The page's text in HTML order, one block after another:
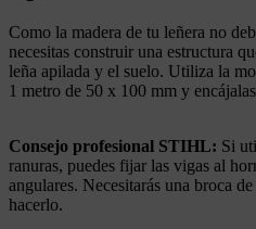
Como la madera de tu leñera no
necesitas construir una estructura
leña apilada y el suelo. Utiliza la
1 metro de 50 x 100 mm y
Consejo profesional STIHL: Si
ranuras, puedes fijar las vigas al
angulares. Necesitarás una broca
hacerlo.